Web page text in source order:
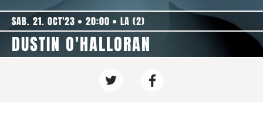
SAB. 21. OCT'23 20:00 LA (2)
DUSTIN O'HALLORAN